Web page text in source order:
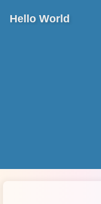
Hello World